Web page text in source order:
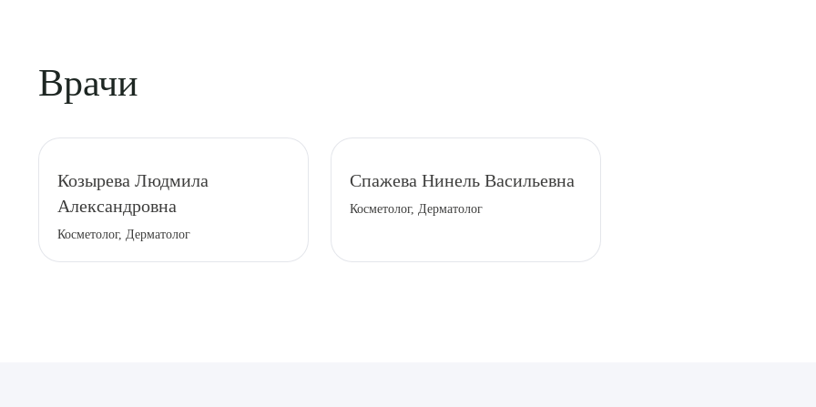
Врачи
Козырева Людмила
Александровна
Косметолог, Дерматолог
Спажева Нинель Васильевна
Косметолог, Дерматолог
Выберите сопутствующую услугу